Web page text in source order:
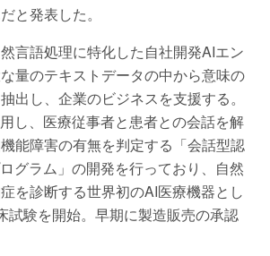
と発表した。
言語処理に特化した自社開発AIエン
量のテキストデータの中から意味の
出し、企業のビジネスを支援する。
し、医療従事者と患者との会話を解
能障害の有無を判定する「会話型認
グラム」の開発を行っており、自然
を診断する世界初のAI医療機器とし
試験を開始。早期に製造販売の承認